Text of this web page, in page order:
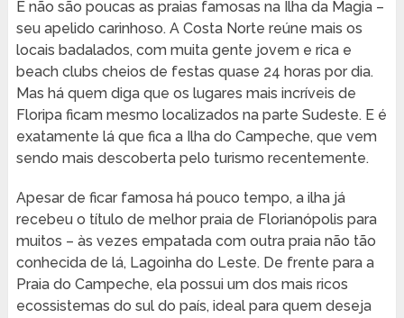
E não são poucas as praias famosas na Ilha da Magia –
seu apelido carinhoso. A Costa Norte reúne mais os
locais badalados, com muita gente jovem e rica e
beach clubs cheios de festas quase 24 horas por dia.
Mas há quem diga que os lugares mais incríveis de
Floripa ficam mesmo localizados na parte Sudeste. E é
exatamente lá que fica a Ilha do Campeche, que vem
sendo mais descoberta pelo turismo recentemente.
Apesar de ficar famosa há pouco tempo, a ilha já
recebeu o título de melhor praia de Florianópolis para
muitos – às vezes empatada com outra praia não tão
conhecida de lá, Lagoinha do Leste. De frente para a
Praia do Campeche, ela possui um dos mais ricos
ecossistemas do sul do país, ideal para quem deseja